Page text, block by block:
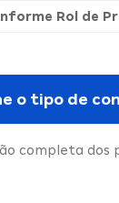
Rol de
o tipo de
completa dos